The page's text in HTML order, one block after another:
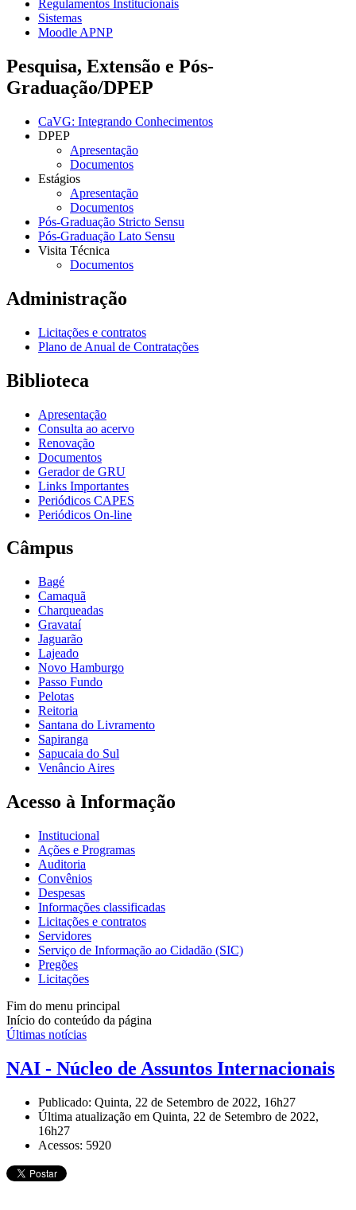
Regulamentos Institucionais
Sistemas
Moodle APNP
Pesquisa, Extensão e Pós-
Graduação/DPEP
CaVG: Integrando Conhecimentos
DPEP
Apresentação
Documentos
Estágios
Apresentação
Documentos
Pós-Graduação Stricto Sensu
Pós-Graduação Lato Sensu
Visita Técnica
Documentos
Administração
Licitações e contratos
Plano de Anual de Contratações
Biblioteca
Apresentação
Consulta ao acervo
Renovação
Documentos
Gerador de GRU
Links Importantes
Periódicos CAPES
Periódicos On-line
Câmpus
Bagé
Camaquã
Charqueadas
Gravataí
Jaguarão
Lajeado
Novo Hamburgo
Passo Fundo
Pelotas
Reitoria
Santana do Livramento
Sapiranga
Sapucaia do Sul
Venâncio Aires
Acesso à Informação
Institucional
Ações e Programas
Auditoria
Convênios
Despesas
Informações classificadas
Licitações e contratos
Servidores
Serviço de Informação ao Cidadão (SIC)
Pregões
Licitações
Fim do menu principal
Início do conteúdo da página
Últimas notícias
NAI - Núcleo de Assuntos Internacionais
Publicado: Quinta, 22 de Setembro de 2022, 16h27
Última atualização em Quinta, 22 de Setembro de 2022,
16h27
Acessos: 5920